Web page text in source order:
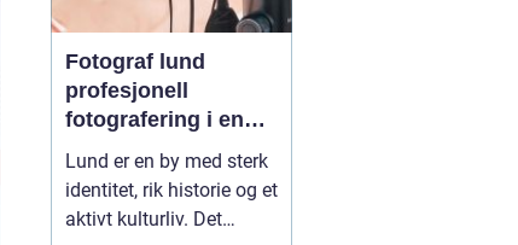
Fotograf lund
profesjonell
fotografering i en
levende
universitetsby
Lund er en by med sterk
identitet, rik historie og et
aktivt kulturliv. Det